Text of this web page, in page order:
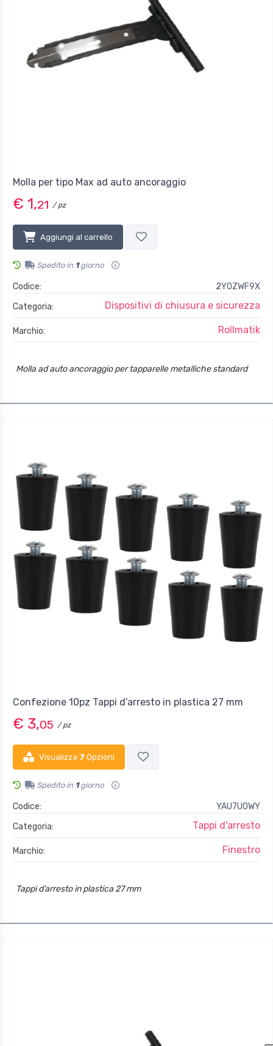
Molla per tipo Max ad auto ancoraggio
€ 1,21 / pz
Aggiungi al carrello
Spedito in 1giorno
Codice:
2YOZWF9X
Categoria:
Dispositivi di chiusura e sicurezza
Marchio: Rollmatik
Molla ad auto ancoraggio per tapparelle metalliche standard
Confezione 10pz Tappi d’arresto in plastica 27 mm
€ 3,05 / pz
Visualizza 7 Opzioni
Spedito in 1giorno
Codice:
YAU7UOWY
Categoria:
Tappi d'arresto
Marchio: Finestro
Tappi d’arresto in plastica 27 mm